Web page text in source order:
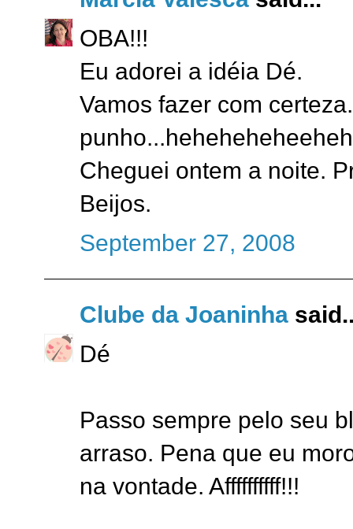
OBA!!!
Eu adorei a idéia Dé.
Vamos fazer com
Cheguei ontem a noite.
Beijos.
September 27, 2008
Clube da Joaninha
Dé
Passo sempre pelo seu
arraso. Pena que eu
na vontade. Affffffffff!!!